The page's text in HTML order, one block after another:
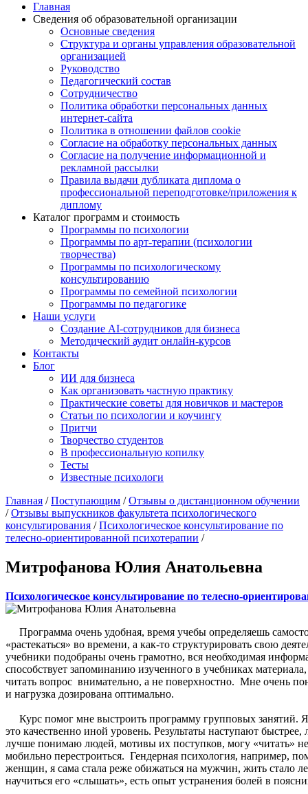
Главная
Сведения об образовательной организации
Основные сведения
Структура и органы управления образовательной
организацией
Руководство
Педагогический состав
Сотрудничество
Политика обработки персональных данных
интернет-сайта
Политика в отношении файлов cookie
Согласие на обработку персональных данных
Согласие на получение информационной и
рекламной рассылки
Правила выдачи дубликата диплома о
профессиональной переподготовке/приложения к
диплому
Каталог программ и стоимость
Программы по психологии
Программы по арт-терапии (психологии
творчества)
Программы по психологическому
консультированию
Программы по семейной психологии
Программы по педагогике
Наши услуги
Создание AI-сотрудников для бизнеса
Методический аудит онлайн-курсов
Контакты
Блог
ИИ для бизнеса
Как организовать частную практику
Практические советы для новичков и мастеров
Статьи по психологии и коучингу
Притчи
Творчество студентов
В профессиональную копилку
Тесты
Известные психологи
Главная /Поступающим /Отзывы о дистанционном обучении
/Отзывы выпускников факультета психологического
консультирования /Психологическое консультирование по
телесно-ориентированной психотерапии /
Митрофанова Юлия Анатольевна
Психологическое консультирование по телесно-
Программа очень удобная, время учебы определяешь
«растекаться» во времени, а как-то структурировать свою
учебники подобраны очень грамотно, вся необходимая
способствует запоминанию изученного в учебниках
читать вопрос внимательно, а не поверхностно. Мне очень
и нагрузка дозирована оптимально.
Курс помог мне выстроить программу групповых занятий.
это качественно иной уровень. Результаты наступают
лучше понимаю людей, мотивы их поступков, могу «читать»
мобильно перестроиться. Гендерная психология, например,
женщин, я сама стала реже обижаться на мужчин, жить стало
научиться его «слышать», есть опыт устранения болей в